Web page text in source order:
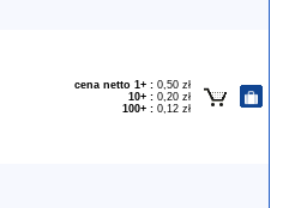
cena netto 1+ : 0,50 zł
10+ : 0,20 zł
100+ : 0,12 zł